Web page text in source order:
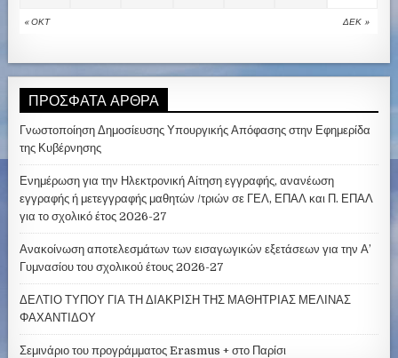
« ΟΚΤ ΔΕΚ »
ΠΡΌΣΦΑΤΑ ΆΡΘΡΑ
Γνωστοποίηση Δημοσίευσης Υπουργικής Απόφασης στην Εφημερίδα
της Κυβέρνησης
Ενημέρωση για την Ηλεκτρονική Αίτηση εγγραφής, ανανέωση
εγγραφής ή μετεγγραφής μαθητών /τριών σε ΓΕΛ, ΕΠΑΛ και Π. ΕΠΑΛ
για το σχολικό έτος 2026-27
Ανακοίνωση αποτελεσμάτων των εισαγωγικών εξετάσεων για την Α’
Γυμνασίου του σχολικού έτους 2026-27
ΔΕΛΤΙΟ ΤΥΠΟΥ ΓΙΑ ΤΗ ΔΙΑΚΡΙΣΗ ΤΗΣ ΜΑΘΗΤΡΙΑΣ ΜΕΛΙΝΑΣ
ΦΑΧΑΝΤΙΔΟΥ
Σεμινάριο του προγράμματος Erasmus + στο Παρίσι